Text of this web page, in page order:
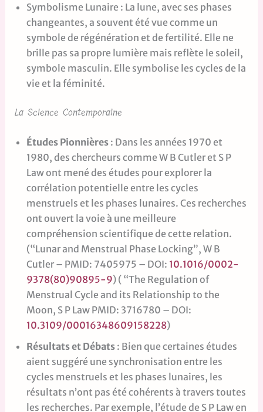
Symbolisme Lunaire : La lune, avec ses phases
changeantes, a souvent été vue comme un
symbole de régénération et de fertilité. Elle ne
brille pas sa propre lumière mais reflète le soleil,
symbole masculin. Elle symbolise les cycles de la
vie et la féminité.
La Science Contemporaine
Études Pionnières: Dans les années 1970 et
1980, des chercheurs comme W B Cutler et S P
Law ont mené des études pour explorer la
corrélation potentielle entre les cycles
menstruels et les phases lunaires. Ces recherches
ont ouvert la voie à une meilleure
compréhension scientifique de cette relation.
(“Lunar and Menstrual Phase Locking”, W B
Cutler – PMID: 7405975 – DOI: 10.1016/0002-
9378(80)90895-9) ( “The Regulation of
Menstrual Cycle and its Relationship to the
Moon, S P Law PMID: 3716780 – DOI:
10.3109/00016348609158228)
Résultats et Débats: Bien que certaines études
aient suggéré une synchronisation entre les
cycles menstruels et les phases lunaires, les
résultats n’ont pas été cohérents à travers toutes
les recherches. Par exemple, l’étude de S P Law en